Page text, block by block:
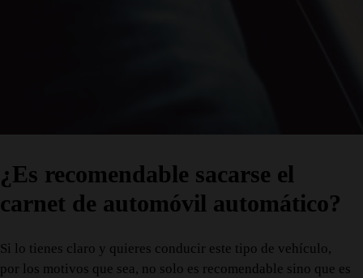
¿Es recomendable sacarse el
carnet de automóvil automático?
Si lo tienes claro y quieres conducir este tipo de vehículo,
por los motivos que sea, no solo es recomendable sino que es